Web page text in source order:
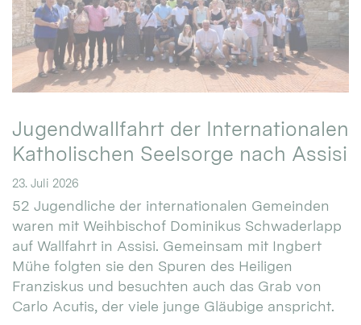
Jugendwallfahrt der Internationalen
Katholischen Seelsorge nach Assisi
23. Juli 2026
52 Jugendliche der internationalen Gemeinden
waren mit Weihbischof Dominikus Schwaderlapp
auf Wallfahrt in Assisi. Gemeinsam mit Ingbert
Mühe folgten sie den Spuren des Heiligen
Franziskus und besuchten auch das Grab von
Carlo Acutis, der viele junge Gläubige anspricht.